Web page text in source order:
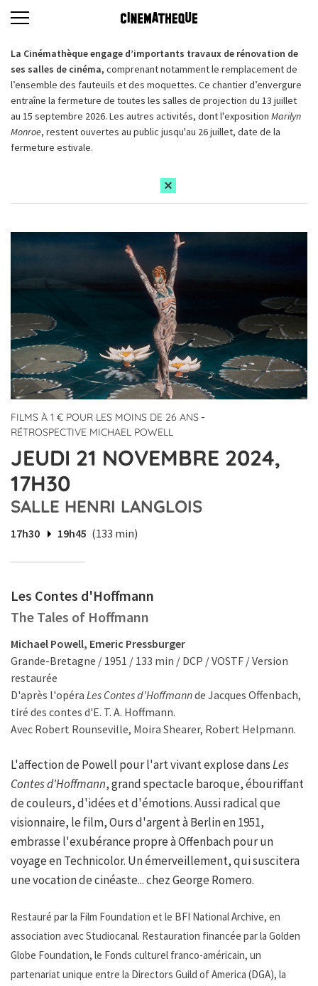
La Cinémathèque engage d’importants travaux de rénovation de
ses salles de cinéma, comprenant notamment le remplacement de
l’ensemble des fauteuils et des moquettes. Ce chantier d’envergure
entraîne la fermeture de toutes les salles de projection du 13 juillet
au 15 septembre 2026. Les autres activités, dont l'exposition Marilyn
Monroe, restent ouvertes au public jusqu'au 26 juillet, date de la
fermeture estivale.
FILMS À 1 € POUR LES MOINS DE 26 ANS -
RÉTROSPECTIVE MICHAEL POWELL
JEUDI 21 NOVEMBRE 2024,
17H30
SALLE HENRI LANGLOIS
17h30 19h45 (133 min)
Les Contes d'Hoffmann
The Tales of Hoffmann
Michael Powell, Emeric Pressburger
Grande-Bretagne / 1951 / 133 min / DCP / VOSTF / Version
restaurée
D'après l'opéra Les Contes d'Hoffmannde Jacques Offenbach,
tiré des contes d'E. T. A. Hoffmann.
Avec Robert Rounseville, Moira Shearer, Robert Helpmann.
L'affection de Powell pour l'art vivant explose dansLes
Contes d'Hoffmann, grand spectacle baroque, ébouriffant
de couleurs, d'idées et d'émotions. Aussi radical que
visionnaire, le film, Ours d'argent à Berlin en 1951,
embrasse l'exubérance propre à Offenbach pour un
voyage en Technicolor. Un émerveillement, qui suscitera
une vocation de cinéaste... chez George Romero.
Restauré par la Film Foundation et le BFI National Archive, en
association avec Studiocanal. Restauration financée par la Golden
Globe Foundation, le Fonds culturel franco-américain, un
partenariat unique entre la Directors Guild of America (DGA), la